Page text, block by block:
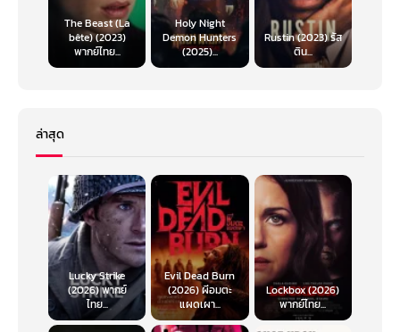
The Beast (La
bête) (2023)
พากย์ไทย...
Holy Night
Demon Hunters
(2025)...
Rustin (2023) รัส
ติน...
ล่าสุด
Lucky Strike
(2026) พากย์
ไทย...
Evil Dead Burn
(2026) ผีอมตะ
แผดเผา...
Lockbox (2026)
พากย์ไทย...